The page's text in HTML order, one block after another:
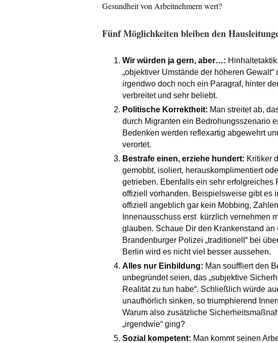
Gesundheit von Arbeitnehmern wert?
Fünf Möglichkeiten bleiben den
Wir würden ja gern, aber…:
„objektiver Umstände der höheren
irgendwo doch noch ein Paragraf, hinter
verbreitet und sehr beliebt.
Politische Korrektheit: Man streitet ab,
durch Migranten ein Bedrohungsszenario
Bedenken werden reflexartig abgewehrt
verortet.
Bestrafe einen, erziehe hundert: Kritiker
gemobbt, isoliert, herauskomplimentiert
getrieben. Ebenfalls ein sehr erfolgreiches
offiziell vorhanden. Beispielsweise gibt es
offiziell angeblich gar kein Mobbing,
Innenausschuss erst kürzlich vernehmen
glauben. Schaue Dir den Krankenstand
Brandenburger Polizei „traditionell“ bei
Berlin wird es nicht viel besser aussehen.
Alles nur Einbildung: Man souffliert den
unbegründet seien, das „subjektive
Realität zu tun habe“. Schließlich würde
unaufhörlich sinken, so triumphierend
Warum also zusätzliche
„irgendwie“ ging?
Sozial kompetent: Man kommt seinen